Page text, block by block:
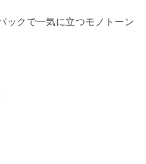
ックで一気に立つモノトーン